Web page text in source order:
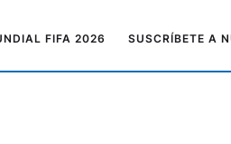
FIFA 2026 SUSCRÍBETE A